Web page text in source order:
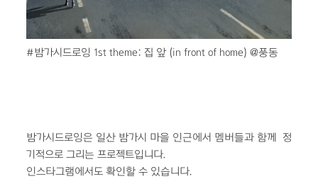
#밤가시드로잉 1st theme: 집 앞 (in front of home) @풍동
밤가시드로잉은 일산 밤가시 마을 인근에서 멤버들과 함께 정
기적으로 그리는 프로젝트입니다.
인스타그램에서도 확인할 수 있습니다.